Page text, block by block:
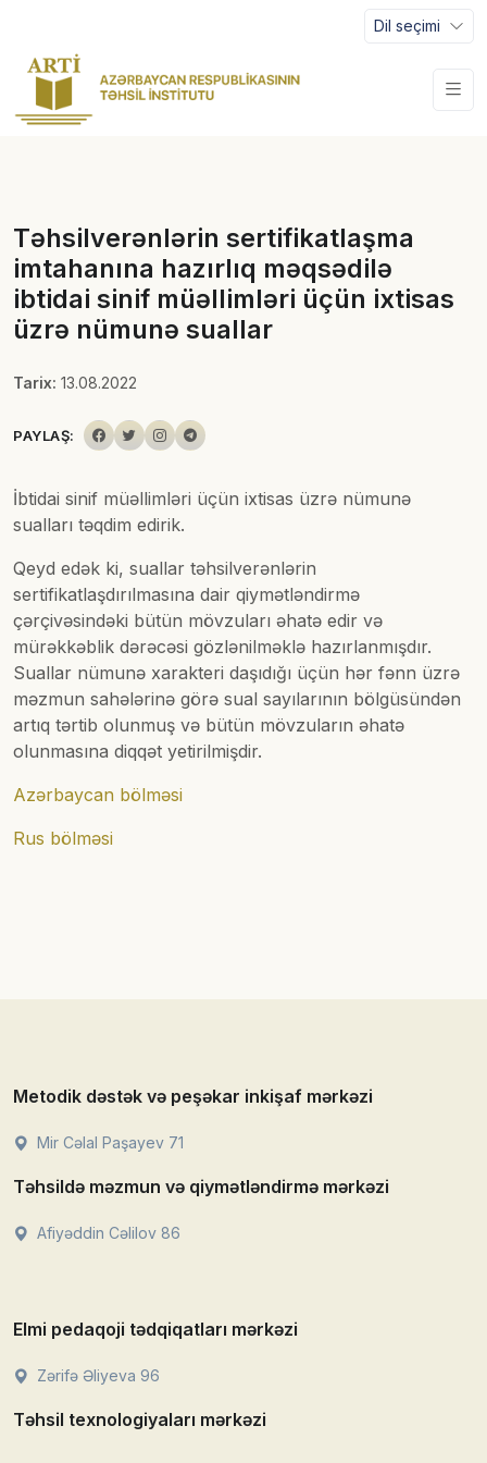
Dil seçimi
Təhsilverənlərin sertifikatlaşma
imtahanına hazırlıq məqsədilə
ibtidai sinif müəllimləri üçün ixtisas
üzrə nümunə suallar
Tarix: 13.08.2022
PAYLAŞ:
İbtidai sinif müəllimləri üçün ixtisas üzrə nümunə
sualları təqdim edirik.
Qeyd edək ki, suallar təhsilverənlərin
sertifikatlaşdırılmasına dair qiymətləndirmə
çərçivəsindəki bütün mövzuları əhatə edir və
mürəkkəblik dərəcəsi gözlənilməklə hazırlanmışdır.
Suallar nümunə xarakteri daşıdığı üçün hər fənn üzrə
məzmun sahələrinə görə sual sayılarının bölgüsündən
artıq tərtib olunmuş və bütün mövzuların əhatə
olunmasına diqqət yetirilmişdir.
Azərbaycan bölməsi
Rus bölməsi
Metodik dəstək və peşəkar inkişaf mərkəzi
Mir Cəlal Paşayev 71
Təhsildə məzmun və qiymətləndirmə mərkəzi
Afiyəddin Cəlilov 86
Elmi pedaqoji tədqiqatları mərkəzi
Zərifə Əliyeva 96
Təhsil texnologiyaları mərkəzi